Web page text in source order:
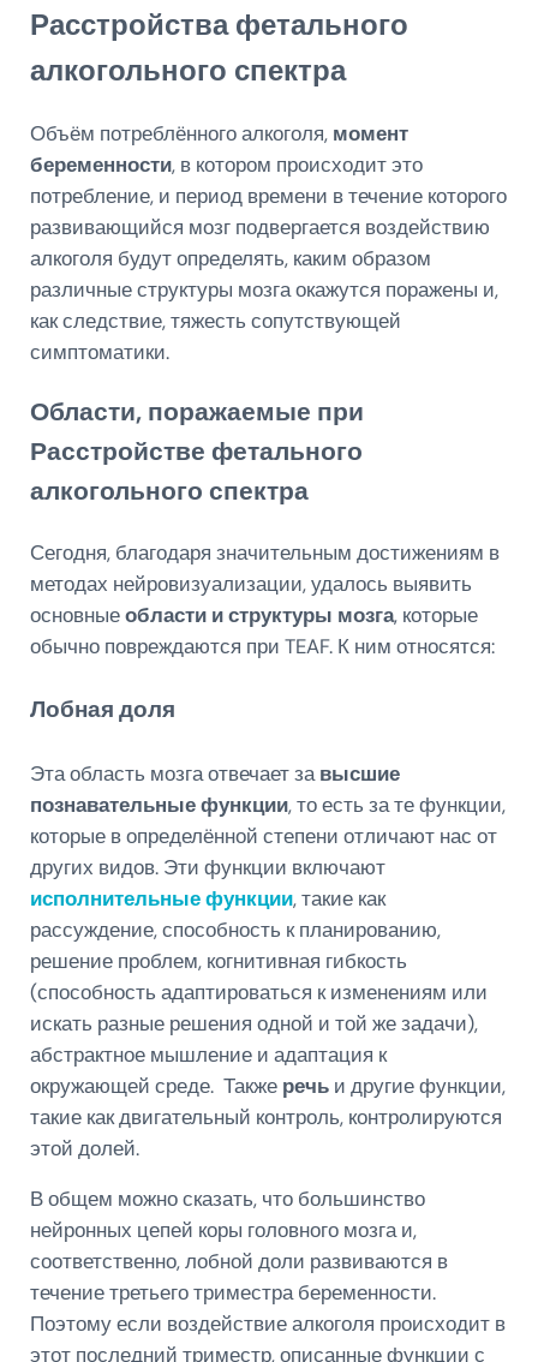
Расстройства фетального
алкогольного спектра
Объём потреблённого алкоголя, момент
беременности, в котором происходит это
потребление, и период времени в течение которого
развивающийся мозг подвергается воздействию
алкоголя будут определять, каким образом
различные структуры мозга окажутся поражены и,
как следствие, тяжесть сопутствующей
симптоматики.
Области, поражаемые при
Расстройстве фетального
алкогольного спектра
Сегодня, благодаря значительным достижениям в
методах нейровизуализации, удалось выявить
основныеобласти и структуры мозга, которые
обычно повреждаются при TEAF. К ним относятся:
Лобная доля
Эта область мозга отвечает завысшие
познавательные функции, то есть за те функции,
которые в определённой степени отличают нас от
других видов. Эти функции включают
исполнительные функции, такие как
рассуждение, способность к планированию,
решение проблем, когнитивная гибкость
(способность адаптироваться к изменениям или
искать разные решения одной и той же задачи),
абстрактное мышление и адаптация к
окружающей среде. Также речьи другие функции,
такие как двигательный контроль, контролируются
этой долей.
В общем можно сказать, что большинство
нейронных цепей коры головного мозга и,
соответственно, лобной доли развиваются в
течение третьего триместра беременности.
Поэтому если воздействие алкоголя происходит в
этот последний триместр, описанные функции с